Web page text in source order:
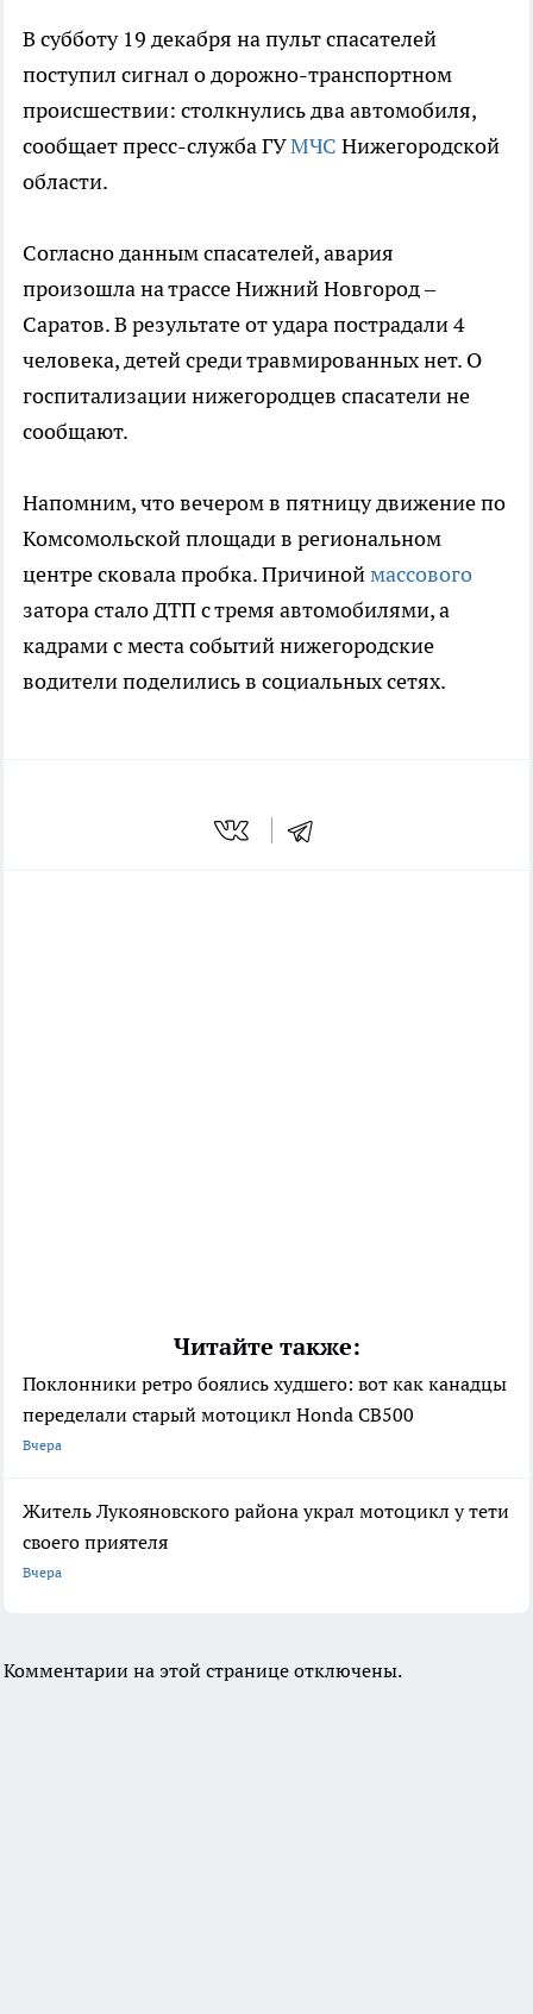
В субботу 19 декабря на пульт спасателей
поступил сигнал о дорожно-транспортном
происшествии: столкнулись два автомобиля,
сообщает пресс-служба ГУМЧС Нижегородской
области.
Согласно данным спасателей, авария
произошла на трассе Нижний Новгород –
Саратов. В результате от удара пострадали 4
человека, детей среди травмированных нет. О
госпитализации нижегородцев спасатели не
сообщают.
Напомним, что вечером в пятницу движение по
Комсомольской площади в региональном
центре сковала пробка. Причиноймассового
затора стало ДТП с тремя автомобилями, а
кадрами с места событий нижегородские
водители поделились в социальных сетях.
Читайте также:
Поклонники ретро боялись худшего: вот как канадцы
переделали старый мотоцикл Honda CB500
Вчера
Житель Лукояновского района украл мотоцикл у тети
своего приятеля
Вчера
Комментарии на этой странице отключены.